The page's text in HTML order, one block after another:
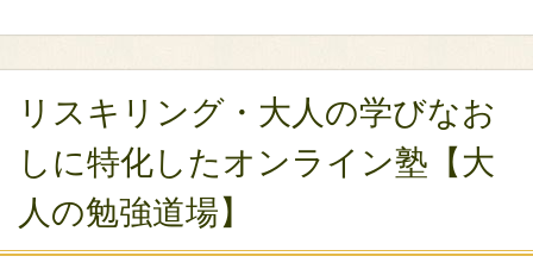
リスキリング・大人の学びなお
しに特化したオンライン塾【大
人の勉強道場】